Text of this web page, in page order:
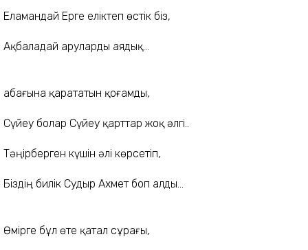
Еламандай Ерге еліктеп өстік біз,
Ақбаладай аруларды аядық...
Қабағына қарататын қоғамды,
Сүйеу болар Сүйеу қарттар жоқ әлгі..
Тәңірберген күшін әлі көрсетіп,
Біздің билік Судыр Ахмет боп алды...
Өмірге бұл өте қатал сұрағы,